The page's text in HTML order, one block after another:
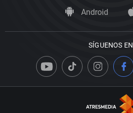
Android
SÍGUENOS EN